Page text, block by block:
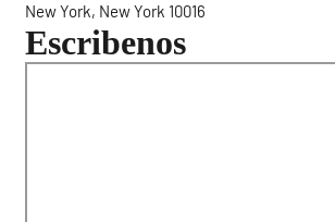
New York, New York 10016
Escribenos